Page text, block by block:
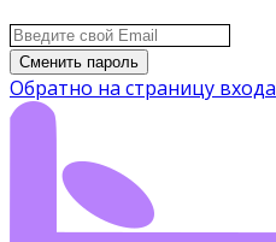
Сменить пароль
Обратно на страницу входа